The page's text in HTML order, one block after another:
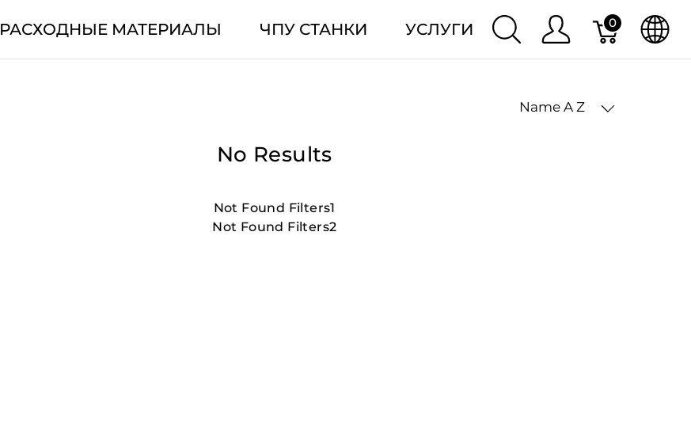
РАСХОДНЫЕ МАТЕРИАЛЫ ЧПУ СТАНКИ УСЛУГИ 0
Name A Z
No Results
Not Found Filters1
Not Found Filters2